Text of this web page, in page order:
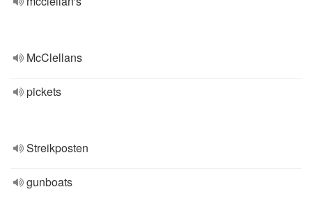
McClellans
pickets
Streikposten
gunboats